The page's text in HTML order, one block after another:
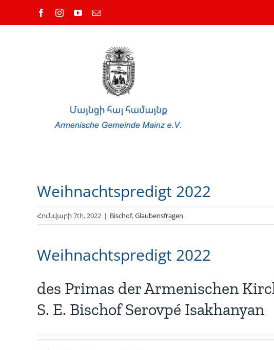
FacebookInstagramYouTubeEmail
Weihnachtspredigt 2022
Հունվարի 7th, 2022 | Bischof,Glaubensfragen
Weihnachtspredigt 2022
des Primas der Armenischen
S. E. Bischof Serovpé Isakhanyan